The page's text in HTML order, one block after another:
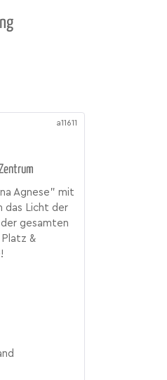
a11611
Agnese" mit
das Licht der
gesamten
&